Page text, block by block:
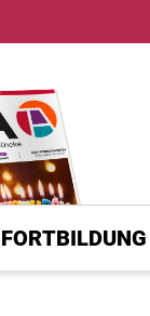
FORTBILDUNG